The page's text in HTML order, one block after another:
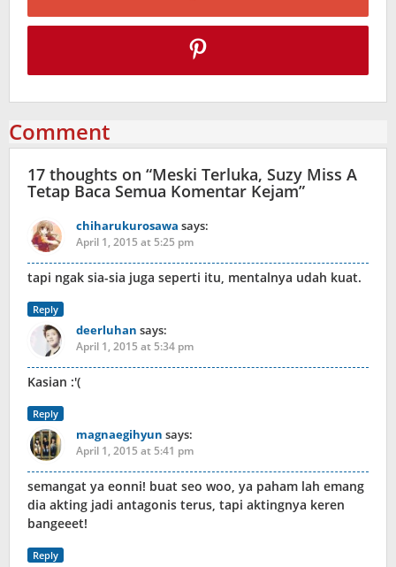
Comment
17 thoughts on “Meski Terluka, Suzy Miss A
Tetap Baca Semua Komentar Kejam”
chiharukurosawa says:
April 1, 2015 at 5:25 pm
tapi ngak sia-sia juga seperti itu, mentalnya udah kuat.
Reply
deerluhan says:
April 1, 2015 at 5:34 pm
Kasian :'(
Reply
magnaegihyun says:
April 1, 2015 at 5:41 pm
semangat ya eonni! buat seo woo, ya paham lah emang
dia akting jadi antagonis terus, tapi aktingnya keren
bangeeet!
Reply